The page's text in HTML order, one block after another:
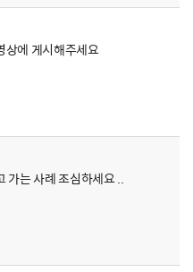
상에 게시해주세요
가는 사례 조심하세요 ..